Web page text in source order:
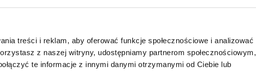
treści i reklam, aby oferować funkcje społecznościowe i analizować
z naszej witryny, udostępniamy partnerom społecznościowym,
te informacje z innymi danymi otrzymanymi od Ciebie lub